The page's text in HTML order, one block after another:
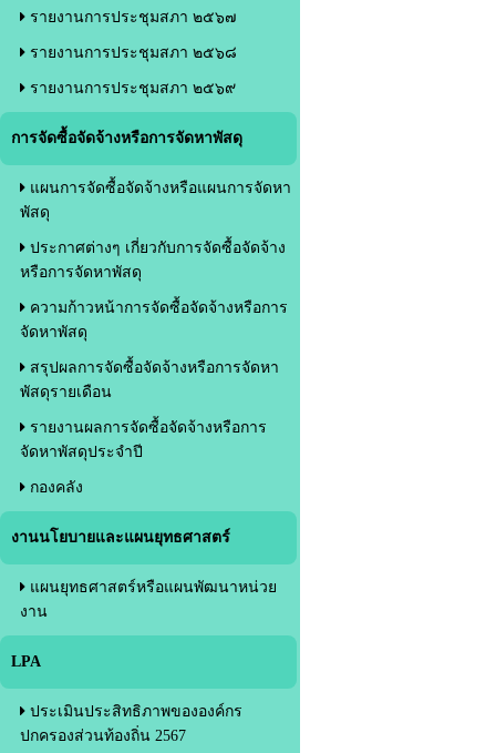
รายงานการประชุมสภา ๒๕๖๗
รายงานการประชุมสภา ๒๕๖๘
รายงานการประชุมสภา ๒๕๖๙
การจัดซื้อจัดจ้างหรือการจัดหาพัสดุ
แผนการจัดซื้อจัดจ้างหรือแผนการจัดหา
พัสดุ
ประกาศต่างๆ เกี่ยวกับการจัดซื้อจัดจ้าง
หรือการจัดหาพัสดุ
ความก้าวหน้าการจัดซื้อจัดจ้างหรือการ
จัดหาพัสดุ
สรุปผลการจัดซื้อจัดจ้างหรือการจัดหา
พัสดุรายเดือน
รายงานผลการจัดซื้อจัดจ้างหรือการ
จัดหาพัสดุประจำปี
กองคลัง
งานนโยบายและแผนยุทธศาสตร์
แผนยุทธศาสตร์หรือแผนพัฒนาหน่วย
งาน
LPA
ประเมินประสิทธิภาพขององค์กร
ปกครองส่วนท้องถิ่น 2567